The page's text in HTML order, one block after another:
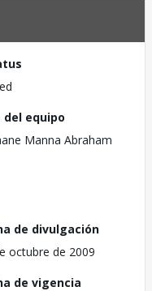
del equipo
Manna Abraham
de divulgación
octubre de 2009
de vigencia